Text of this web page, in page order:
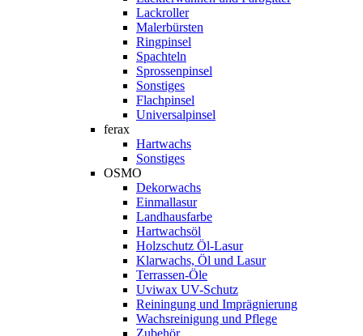
Lackroller
Malerbürsten
Ringpinsel
Spachteln
Sprossenpinsel
Sonstiges
Flachpinsel
Universalpinsel
ferax
Hartwachs
Sonstiges
OSMO
Dekorwachs
Einmallasur
Landhausfarbe
Hartwachsöl
Holzschutz Öl-Lasur
Klarwachs, Öl und Lasur
Terrassen-Öle
Uviwax UV-Schutz
Reiningung und Imprägnierung
Wachsreinigung und Pflege
Zubehör